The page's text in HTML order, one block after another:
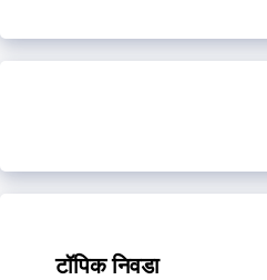
टॉपिक निवडा